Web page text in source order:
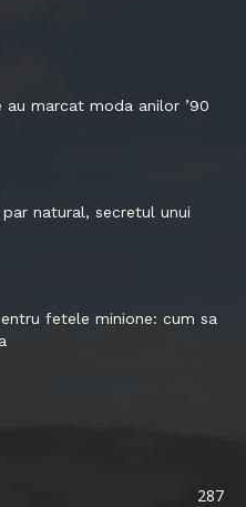
au marcat moda anilor ’90
natural, secretul unui
fetele minione: cum sa
287